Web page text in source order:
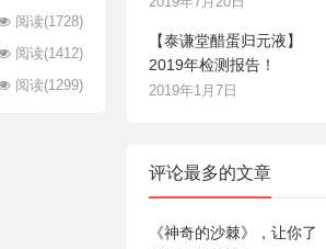
阅读(1728)
阅读(1412)
阅读(1299)
【泰谦堂醋蛋归元液】
2019年检测报告！
2019年1月7日
评论最多的文章
《神奇的沙棘》，让你了